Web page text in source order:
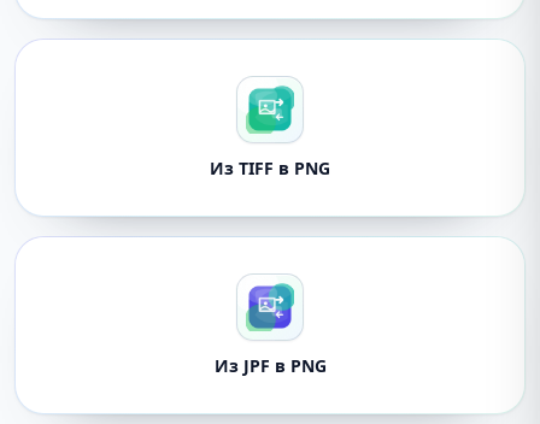
Из TIFF в PNG
Из JPF в PNG